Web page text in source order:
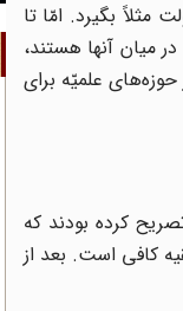
مثلاً بگیرد. امّا تا
میان آنها هستند،
علمیّه برای
کرده بودند که
کافی است. بعد از